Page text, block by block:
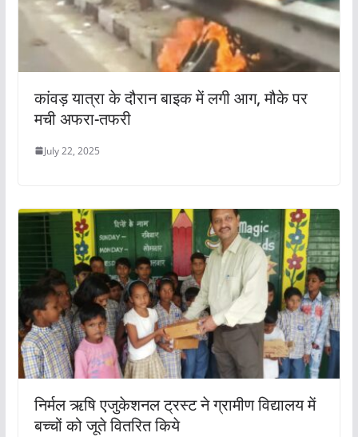
कांवड़ यात्रा के दौरान बाइक में लगी आग, मौके पर
मची अफरा-तफरी
July 22, 2025
निर्मल ऋषि एजुकेशनल ट्रस्ट ने ग्रामीण विद्यालय में
बच्चों को जूते वितरित किये